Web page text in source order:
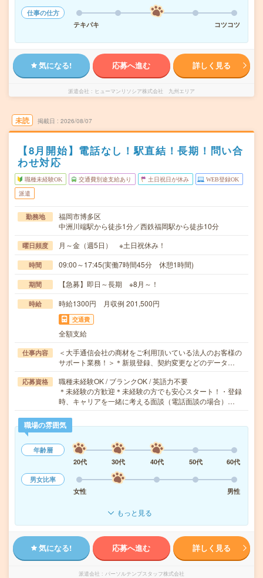
仕事の仕方
テキパキ
コツコツ
気になる! 応募へ進む 詳しく見る
派遣会社 ヒューマンリソシア株式会社 九州エリア
未読 掲載日 2026/08/07
【8月開始】電話なし！駅直結！長期！問い合
わせ対応
職種未経験OK 交通費別途支給あり 土日祝日が休み WEB登録OK
派遣
勤務地
福岡市博多区
中洲川端駅から徒歩1分／西鉄福岡駅から徒歩10分
曜日頻度 月～金（週5日） ※土日祝休み！
時間 09:00～17:45(実働7時間45分 休憩1時間)
期間 【急募】即日～長期 ※8月～！
時給 時給1300円 月収例 201,500円
交通費
全額支給
仕事内容
＜大手通信会社の商材をご利用頂いている法人のお客様の
サポート業務！＞＊新規登録、契約変更などのデータ…
応募資格
職種未経験OK / ブランクOK / 英語力不要
＊未経験の方歓迎＊未経験の方でも安心スタート！・登録
時、キャリアを一緒に考える面談（電話面談の場合）…
職場の雰囲気
年齢層
20代
30代 40代 50代
60代
男女比率
女性
男性
もっと見る
気になる! 応募へ進む 詳しく見る
派遣会社 パーソルテンプスタッフ株式会社